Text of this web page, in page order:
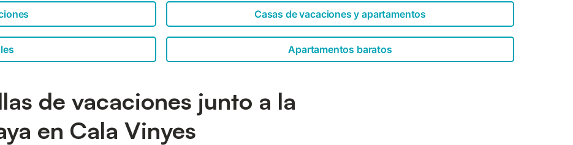
Casas de vacaciones y apartamentos
Apartamentos baratos
de vacaciones junto a la
en Cala Vinyes